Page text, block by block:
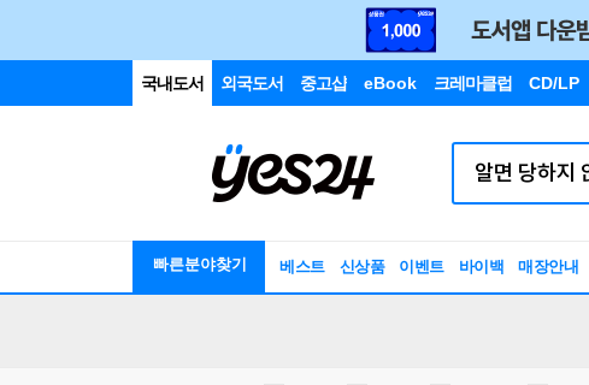
국내도서 외국도서 중고샵 eBook 크레마클럽 CD/LP
빠른분야찾기 베스트 신상품 이벤트 바이백 매장안내